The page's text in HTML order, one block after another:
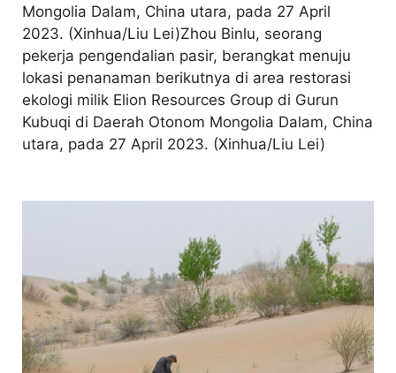
Mongolia Dalam, China utara, pada 27 April
2023. (Xinhua/Liu Lei)Zhou Binlu, seorang
pekerja pengendalian pasir, berangkat menuju
lokasi penanaman berikutnya di area restorasi
ekologi milik Elion Resources Group di Gurun
Kubuqi di Daerah Otonom Mongolia Dalam, China
utara, pada 27 April 2023. (Xinhua/Liu Lei)